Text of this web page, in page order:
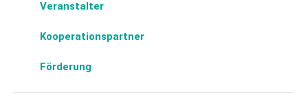
Veranstalter
Kooperationspartner
Förderung